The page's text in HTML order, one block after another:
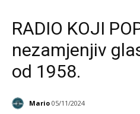
RADIO KOJI
nezamjenjiv
od 1958.
Mario 05/11/2024